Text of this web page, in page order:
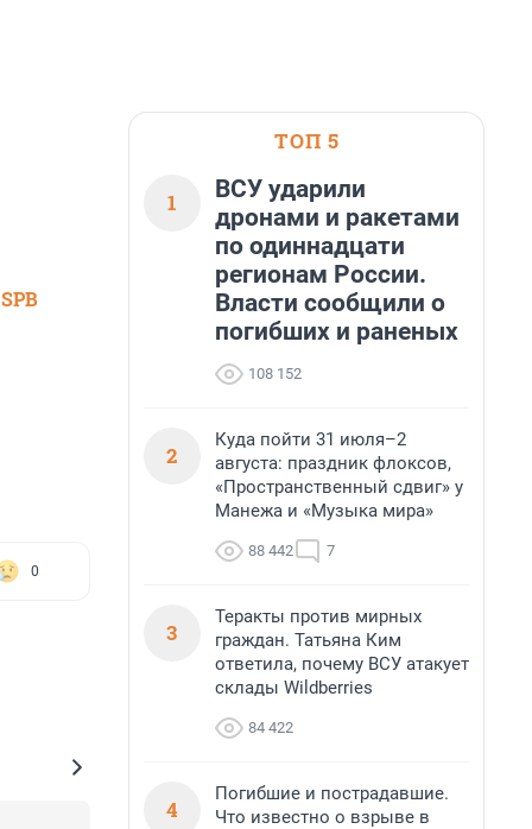
0
ТОП 5
1
ВСУ ударили
дронами и ракетами
по одиннадцати
регионам России.
Власти сообщили о
погибших и раненых
108 152
2
Куда пойти 31 июля–2
августа: праздник флоксов,
«Пространственный сдвиг» у
Манежа и «Музыка мира»
88 442 7
3
Теракты против мирных
граждан. Татьяна Ким
ответила, почему ВСУ атакует
склады Wildberries
84 422
4
Погибшие и пострадавшие.
Что известно о взрыве в